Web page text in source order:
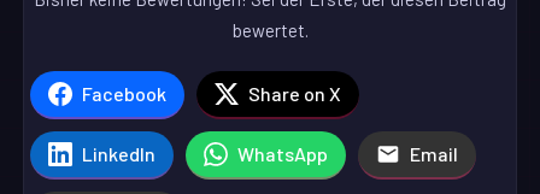
bewertet.
Facebook Share on X
LinkedIn WhatsApp Email